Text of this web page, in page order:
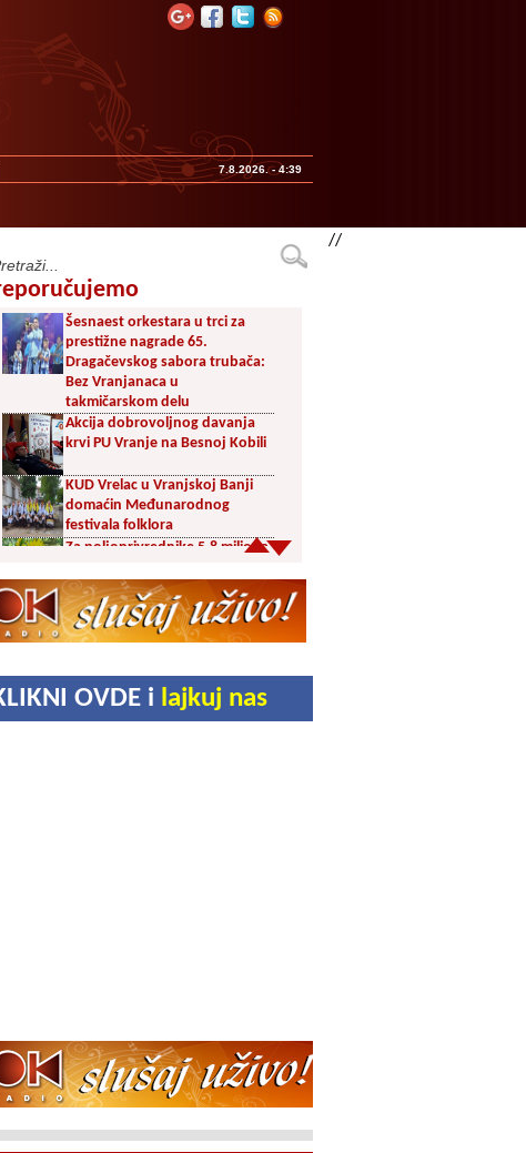
7.8.2026. - 4:39
Šesnaest orkestara u trci za
prestižne nagrade 65.
Dragačevskog sabora trubača:
Bez Vranjanaca u
takmičarskom delu
Akcija dobrovoljnog davanja
krvi PU Vranje na Besnoj Kobili
KUD Vrelac u Vranjskoj Banji
domaćin Međunarodnog
festivala folklora
Za poljoprivrednike 5,8 miliona
Svetska nedelja dojenja –
Dojenje najbolji početak
Akcija dobrovoljnog davanja
krvi u četvrtak u Vranju
OVDE i lajkuj nas
//